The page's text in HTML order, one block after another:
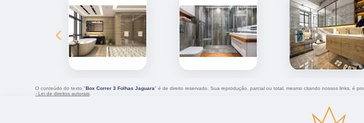
‹
O conteúdo do texto "Box Correr 3 Folhas Jaguara" é de direito reservado. Sua reprodução, parcial ou total, mesmo citando nossos links, é
- Lei de direitos autorais